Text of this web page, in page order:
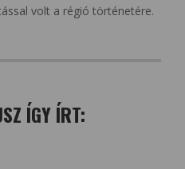
volt a régió történetére.
ÍGY ÍRT: